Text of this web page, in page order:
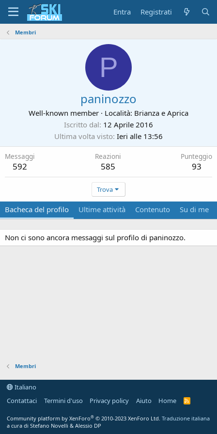
Entra Registrati
Membri
P
paninozzo
Well-known member · Località: Brianza e Aprica
Iscritto dal 12 Aprile 2016
Ultima volta visto Ieri alle 13:56
Messaggi
592
Reazioni
585
Punteggio
93
Trova
Bacheca del profilo Ultime attività Contenuto Su di me
Non ci sono ancora messaggi sul profilo di paninozzo.
Membri
Italiano
Contattaci
Termini d'uso Privacy policy Aiuto Home
R
Community platform by XenForo® © 2010-2023 XenForo Ltd. Traduzione italiana
a cura di Stefano Novelli & Alessio DP